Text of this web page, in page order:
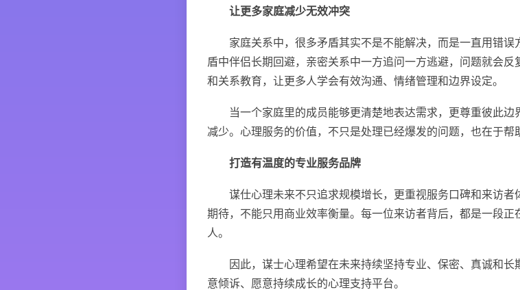
让更多家庭减少无效冲突
家庭关系中，很多矛盾其实不是不能解决，而是一直用错误
盾中伴侣长期回避，亲密关系中一方追问一方逃避，问题就会
和关系教育，让更多人学会有效沟通、情绪管理和边界设定。
当一个家庭里的成员能够更清楚地表达需求，更尊重彼此边
减少。心理服务的价值，不只是处理已经爆发的问题，也在于帮
打造有温度的专业服务品牌
谋仕心理未来不只追求规模增长，更重视服务口碑和来访者
期待，不能只用商业效率衡量。每一位来访者背后，都是一段
人。
因此，谋士心理希望在未来持续坚持专业、保密、真诚和长
意倾诉、愿意持续成长的心理支持平台。